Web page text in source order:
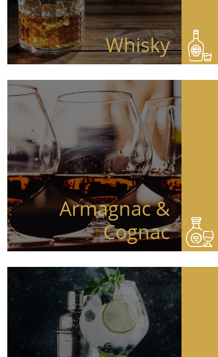
Whisky
Armagnac &
Cognac